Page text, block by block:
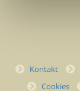
Kontakt
Cookies